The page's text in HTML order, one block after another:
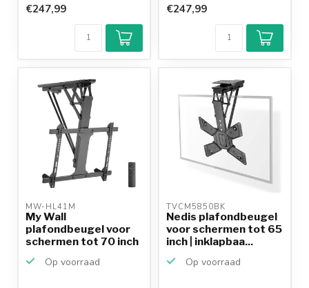
€247,99 €247,99
MW-HL41M
My Wall
plafondbeugel voor
schermen tot 70 inch
Op voorraad
TVCM5850BK
Nedis plafondbeugel
voor schermen tot 65
inch | inklapbaa...
Op voorraad